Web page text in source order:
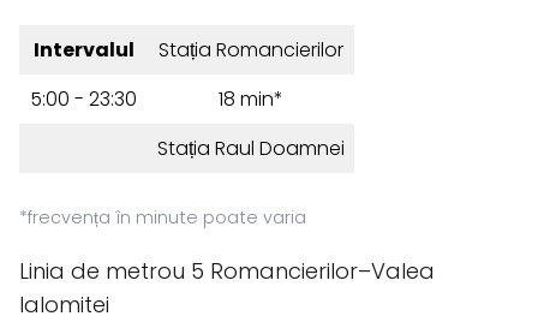
Intervalul
Stația Romancierilor
5:00 - 23:30
18 min*
Stația Raul Doamnei
*frecvența în minute poate varia
Linia de metrou 5 Romancierilor–Valea
Ialomitei